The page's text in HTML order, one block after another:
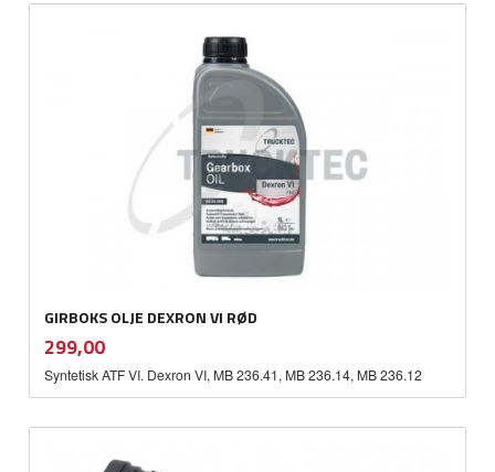
GIRBOKS OLJE DEXRON VI RØD
Pris
299,00mva.
Syntetisk ATF VI. Dexron VI, MB 236.41, MB 236.14, MB 236.12